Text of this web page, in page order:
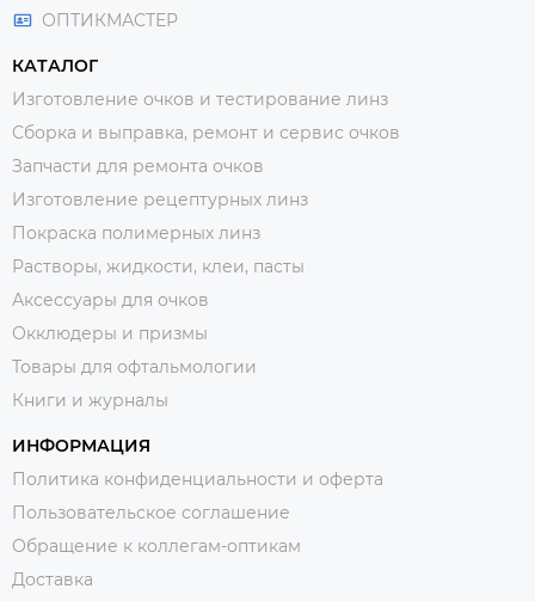
ОПТИКМАСТЕР
КАТАЛОГ
Изготовление очков и тестирование линз
Сборка и выправка, ремонт и сервис очков
Запчасти для ремонта очков
Изготовление рецептурных линз
Покраска полимерных линз
Растворы, жидкости, клеи, пасты
Аксессуары для очков
Окклюдеры и призмы
Товары для офтальмологии
Книги и журналы
ИНФОРМАЦИЯ
Политика конфиденциальности и оферта
Пользовательское соглашение
Обращение к коллегам-оптикам
Доставка